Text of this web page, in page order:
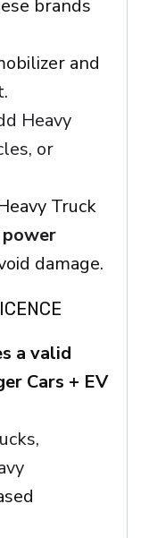
brands
and
Heavy
or
Truck
damage.
a valid
Cars + EV